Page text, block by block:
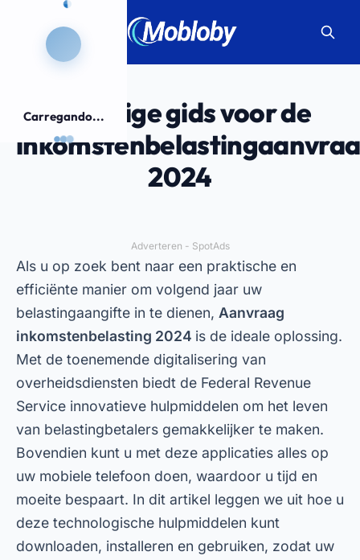
Carregando...
Volledige gids voor de
2024
Adverteren - SpotAds
Als u op zoek bent naar een praktische en
efficiënte manier om volgend jaar uw
belastingaangifte in te dienen, Aanvraag
inkomstenbelasting 2024 is de ideale oplossing.
Met de toenemende digitalisering van
overheidsdiensten biedt de Federal Revenue
Service innovatieve hulpmiddelen om het leven
van belastingbetalers gemakkelijker te maken.
Bovendien kunt u met deze applicaties alles op
uw mobiele telefoon doen, waardoor u tijd en
moeite bespaart. In dit artikel leggen we uit hoe u
deze technologische hulpmiddelen kunt
downloaden, installeren en gebruiken, zodat uw